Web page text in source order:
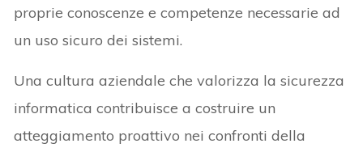
proprie conoscenze e competenze necessarie ad
un uso sicuro dei sistemi.
Una cultura aziendale che valorizza la sicurezza
informatica contribuisce a costruire un
atteggiamento proattivo nei confronti della